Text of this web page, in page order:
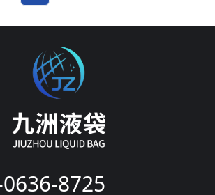
8725